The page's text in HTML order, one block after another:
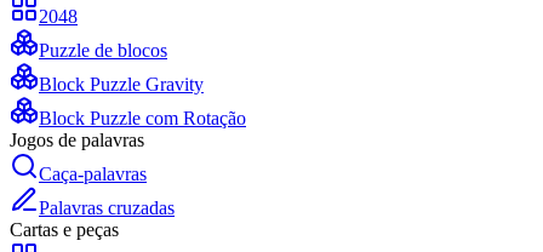
2048
Puzzle de blocos
Block Puzzle Gravity
Block Puzzle com Rotação
Jogos de palavras
Caça-palavras
Palavras cruzadas
Cartas e peças